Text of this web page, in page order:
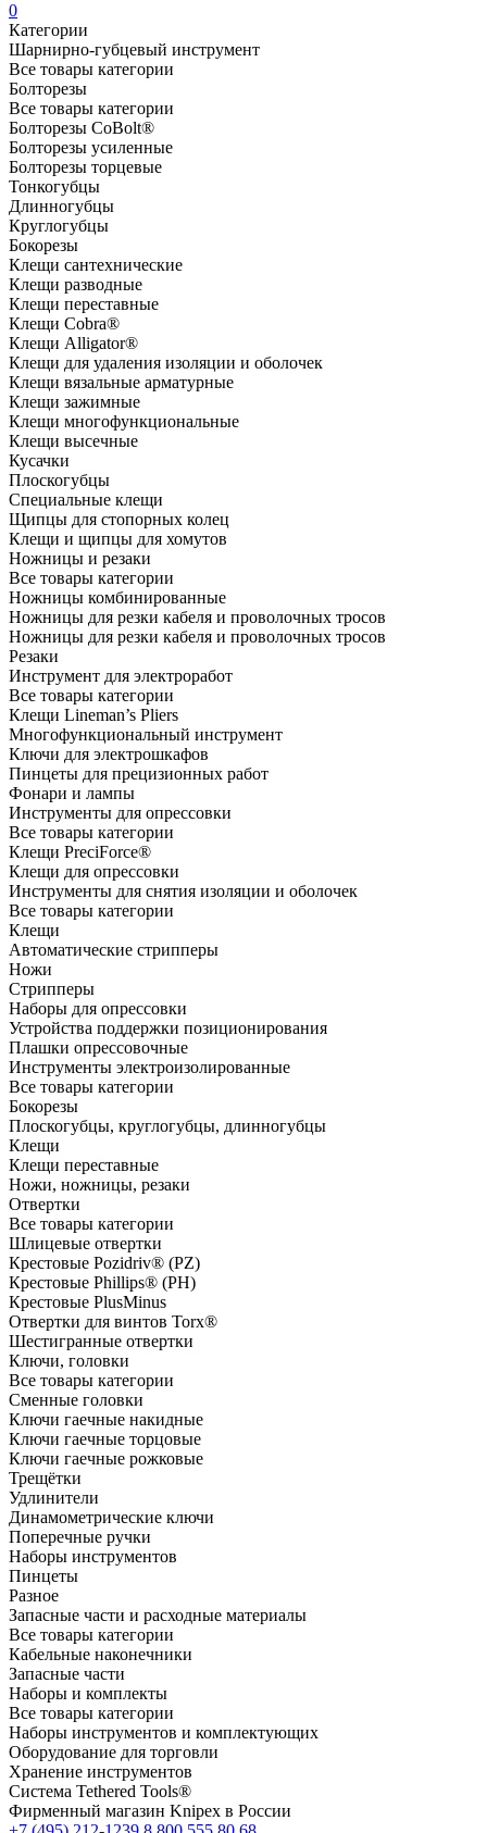
0
Категории
Шарнирно-губцевый инструмент
Все товары категории
Болторезы
Все товары категории
Болторезы CoBolt®
Болторезы усиленные
Болторезы торцевые
Тонкогубцы
Длинногубцы
Круглогубцы
Бокорезы
Клещи сантехнические
Клещи разводные
Клещи переставные
Клещи Cobra®
Клещи Alligator®
Клещи для удаления изоляции и оболочек
Клещи вязальные арматурные
Клещи зажимные
Клещи многофункциональные
Клещи высечные
Кусачки
Плоскогубцы
Специальные клещи
Щипцы для стопорных колец
Клещи и щипцы для хомутов
Ножницы и резаки
Все товары категории
Ножницы комбинированные
Ножницы для резки кабеля и проволочных тросов
Ножницы для резки кабеля и проволочных тросов
Резаки
Инструмент для электроработ
Все товары категории
Клещи Lineman’s Pliers
Многофункциональный инструмент
Ключи для электрошкафов
Пинцеты для прецизионных работ
Фонари и лампы
Инструменты для опрессовки
Все товары категории
Клещи PreciForce®
Клещи для опрессовки
Инструменты для снятия изоляции и оболочек
Все товары категории
Клещи
Автоматические стрипперы
Ножи
Стрипперы
Наборы для опрессовки
Устройства поддержки позиционирования
Плашки опрессовочные
Инструменты электроизолированные
Все товары категории
Бокорезы
Плоскогубцы, круглогубцы, длинногубцы
Клещи
Клещи переставные
Ножи, ножницы, резаки
Отвертки
Все товары категории
Шлицевые отвертки
Крестовые Pozidriv® (PZ)
Крестовые Phillips® (PH)
Крестовые PlusMinus
Отвертки для винтов Torx®
Шестигранные отвертки
Ключи, головки
Все товары категории
Сменные головки
Ключи гаечные накидные
Ключи гаечные торцовые
Ключи гаечные рожковые
Трещётки
Удлинители
Динамометрические ключи
Поперечные ручки
Наборы инструментов
Пинцеты
Разное
Запасные части и расходные материалы
Все товары категории
Кабельные наконечники
Запасные части
Наборы и комплекты
Все товары категории
Наборы инструментов и комплектующих
Оборудование для торговли
Хранение инс­тру­мен­тов
Система Tethered Tools®
Фирменный магазин Knipex в России